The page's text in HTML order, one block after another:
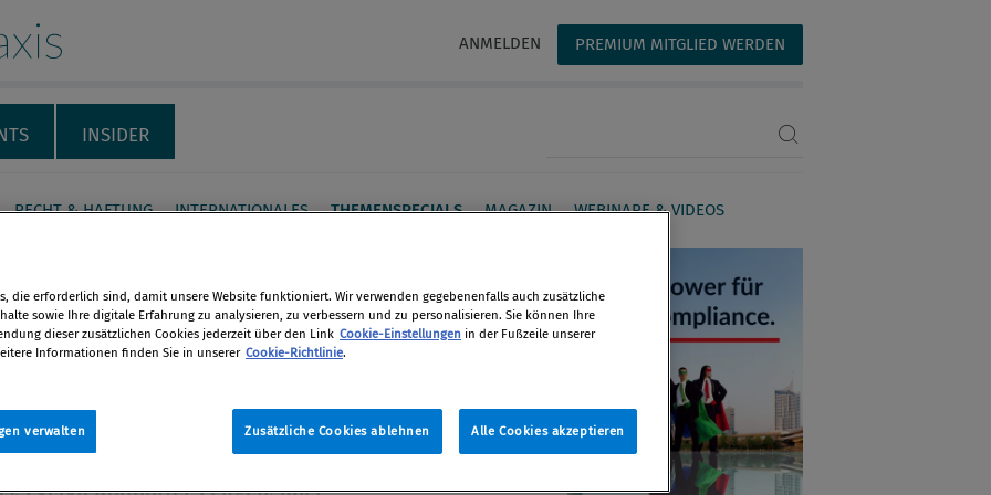
ANMELDEN PREMIUM MITGLIED WERDEN
INSIDER
RECHT & HAFTUNG INTERNATIONALES THEMENSPECIALS MAGAZIN WEBINARE & VIDEOS
ist das Gebot der
­umbenannt. Die General­direktorin
­Gesundheitsunternehmens
die erforderlich sind, damit unsere Website funktioniert. Wir verwenden gegebenenfalls auch zusätzliche
sowie Ihre digitale Erfahrung zu analysieren, zu verbessern und zu personalisieren. Sie können Ihre
dieser zusätzlichen Cookies jederzeit über den Link Cookie-Einstellungen in der Fußzeile unserer
Informationen finden Sie in unserer Cookie-Richtlinie.
Zusätzliche Cookies ablehnen Alle Cookies akzeptieren
verwalten